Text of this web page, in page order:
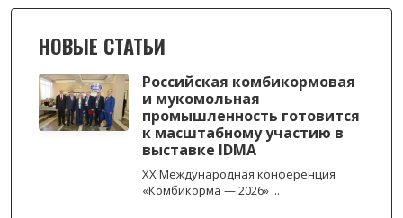
НОВЫЕ СТАТЬИ
Российская комбикормовая
и мукомольная
промышленность готовится
к масштабному участию в
выставке IDMA
XX Международная конференция
«Комбикорма — 2026» ...